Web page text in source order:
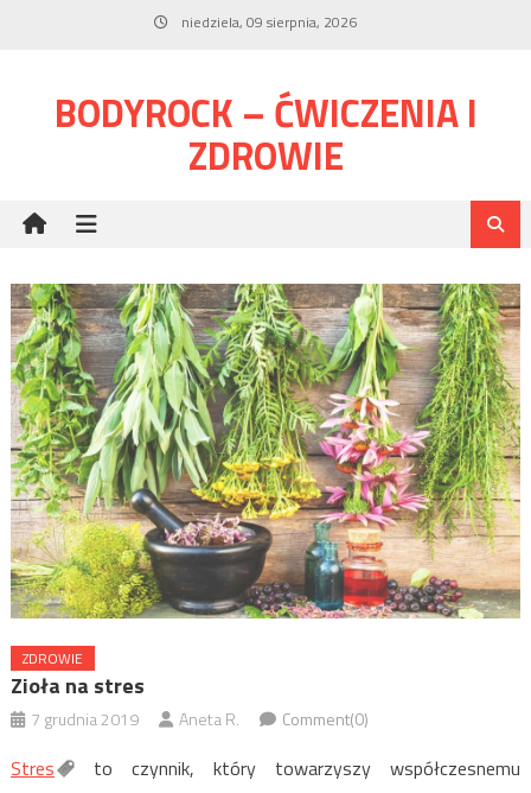
niedziela, 09 sierpnia, 2026
BODYROCK – ĆWICZENIA I
ZDROWIE
ZDROWIE
Zioła na stres
7 grudnia 2019 Aneta R. Comment(0)
Stres
to czynnik, który towarzyszy współczesnemu